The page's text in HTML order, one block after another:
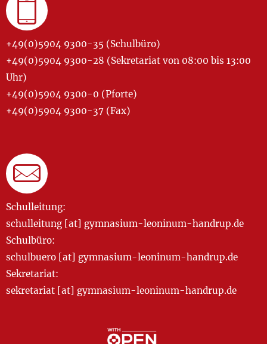
+49(0)5904 9300-35 (Schulbüro)
+49(0)5904 9300-28 (Sekretariat von 08:00 bis 13:00
Uhr)
+49(0)5904 9300-0 (Pforte)
+49(0)5904 9300-37 (Fax)
Schulleitung:
schulleitung [at] gymnasium-leoninum-handrup.de
Schulbüro:
schulbuero [at] gymnasium-leoninum-handrup.de
Sekretariat:
sekretariat [at] gymnasium-leoninum-handrup.de